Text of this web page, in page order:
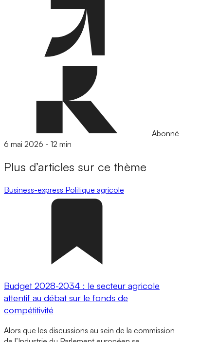
Abonné
6 mai 2026 - 12 min
Plus d’articles sur ce thème
Business-express Politique agricole
Budget 2028-2034 : le secteur agricole
attentif au débat sur le fonds de
compétitivité
Alors que les discussions au sein de la commission